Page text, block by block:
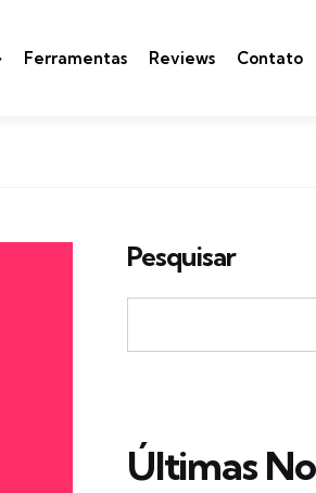
Ferramentas Reviews Contato
Pesquisar
Últimas